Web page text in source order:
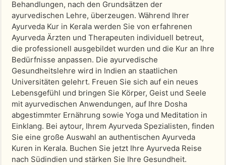
Behandlungen, nach den Grundsätzen der
ayurvedischen Lehre, überzeugen. Während Ihrer
Ayurveda Kur in Kerala werden Sie von erfahrenen
Ayurveda Ärzten und Therapeuten individuell betreut,
die professionell ausgebildet wurden und die Kur an Ihre
Bedürfnisse anpassen. Die ayurvedische
Gesundheitslehre wird in Indien an staatlichen
Universitäten gelehrt. Freuen Sie sich auf ein neues
Lebensgefühl und bringen Sie Körper, Geist und Seele
mit ayurvedischen Anwendungen, auf Ihre Dosha
abgestimmter Ernährung sowie Yoga und Meditation in
Einklang. Bei aytour, Ihrem Ayurveda Spezialisten, finden
Sie eine große Auswahl an authentischen Ayurveda
Kuren in Kerala. Buchen Sie jetzt Ihre Ayurveda Reise
nach Südindien und stärken Sie Ihre Gesundheit.